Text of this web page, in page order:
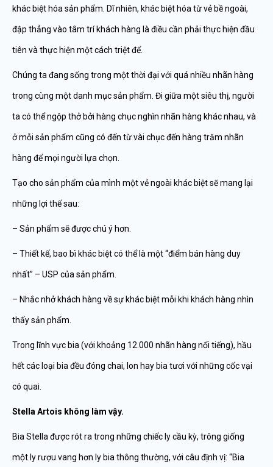
khác biệt hóa sản phẩm. Dĩ nhiên, khác biệt hóa từ vẻ bề ngoài,
đập thẳng vào tâm trí khách hàng là điều cần phải thực hiện đầu
tiên và thực hiện một cách triệt để.
Chúng ta đang sống trong một thời đại với quá nhiều nhãn hàng
trong cùng một danh mục sản phẩm. Đi giữa một siêu thị, người
ta có thể ngộp thở bởi hàng chục nghìn nhãn hàng khác nhau, và
ở mỗi sản phẩm cũng có đến từ vài chục đến hàng trăm nhãn
hàng để mọi người lựa chọn.
Tạo cho sản phẩm của mình một vẻ ngoài khác biệt sẽ mang lại
những lợi thế sau:
– Sản phẩm sẽ được chú ý hơn.
– Thiết kế, bao bì khác biệt có thể là một “điểm bán hàng duy
nhất” – USP của sản phẩm.
– Nhắc nhở khách hàng về sự khác biệt mỗi khi khách hàng nhìn
thấy sản phẩm.
Trong lĩnh vực bia (với khoảng 12.000 nhãn hàng nổi tiếng), hầu
hết các loại bia đều đóng chai, lon hay bia tươi với những cốc vại
có quai.
Stella Artois không làm vậy.
Bia Stella được rót ra trong những chiếc ly cầu kỳ, trông giống
một ly rượu vang hơn ly bia thông thường, với câu định vị: “Bia